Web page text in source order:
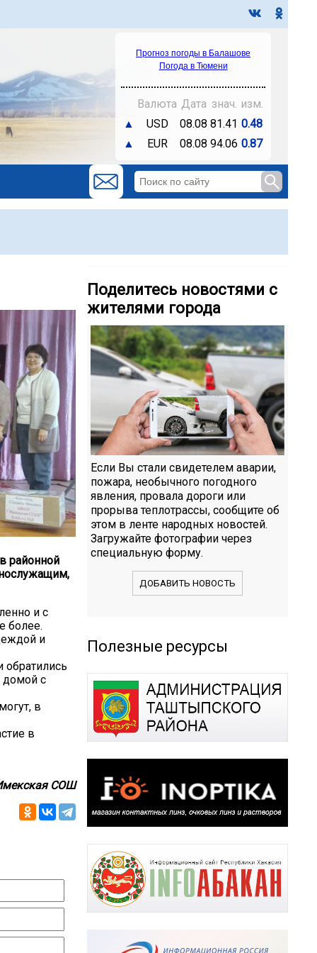
Прогноз погоды в Балашове
Погода в Тюмени
Валюта Дата знач. изм.
▲
USD 08.08 81.41 0.48
▲
EUR 08.08 94.06 0.87
районной
и с
более.
и
домой с
в
в
СОШ
Поделитесь новостями с
жителями города
Если Вы стали свидетелем аварии,
пожара, необычного погодного
явления, провала дороги или
прорыва теплотрассы, сообщите об
этом в ленте народных новостей.
Загружайте фотографии через
специальную форму.
ДОБАВИТЬ НОВОСТЬ
Полезные ресурсы